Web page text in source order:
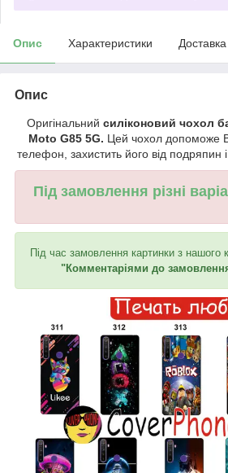
Опис Характеристики Доставка
Опис
Оригінальний силіконовий чохол
Moto G85 5G. Цей чохол допоможе
телефон, захистить його від подряпин і
Під замовлення різні
Під час замовлення картинки з нашого
"Комментаріями до